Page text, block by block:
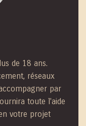
de 18 ans.
réseaux
par
toute l'aide
votre projet